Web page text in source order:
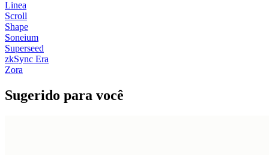
Linea
Scroll
Shape
Soneium
Superseed
zkSync Era
Zora
Sugerido para você